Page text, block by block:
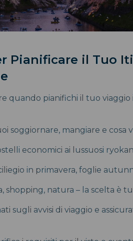
Pianificare il Tuo
quando pianifichi il tuo
soggiornare, mangiare e cosa
economici ai lussuosi
in primavera, foglie
shopping, natura – la scelta è
sugli avvisi di viaggio e